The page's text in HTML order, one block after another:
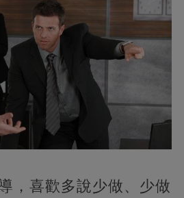
，喜歡多說少做、少做